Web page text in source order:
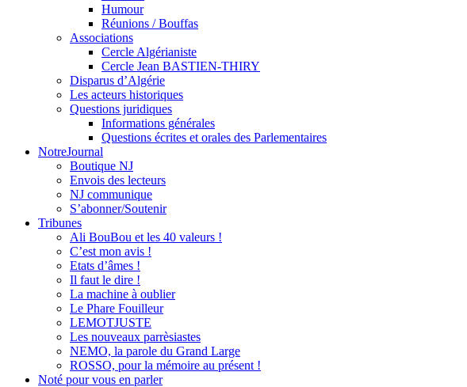
Humour
Réunions / Bouffas
Associations
Cercle Algérianiste
Cercle Jean BASTIEN-THIRY
Disparus d’Algérie
Les acteurs historiques
Questions juridiques
Informations générales
Questions écrites et orales des Parlementaires
NotreJournal
Boutique NJ
Envois des lecteurs
NJ communique
S’abonner/Soutenir
Tribunes
Ali BouBou et les 40 valeurs !
C’est mon avis !
Etats d’âmes !
Il faut le dire !
La machine à oublier
Le Phare Fouilleur
LEMOTJUSTE
Les nouveaux parrèsiastes
NEMO, la parole du Grand Large
ROSSO, pour la mémoire au présent !
Noté pour vous en parler